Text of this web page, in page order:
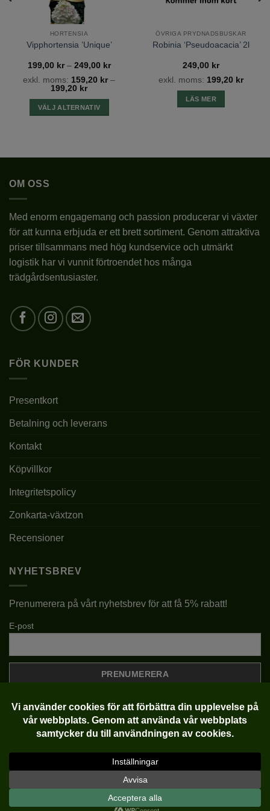
HYBRIDDEUTZIA
LATIN DEUTZIA HYBRIDA
KRUKSTORLEK P9/C1, 2L (C2)
VÄXTZON
LEVERANSHÖJD
LÄGE SOLIGT/HALVSKUGGIGT
BLOMNINGSTID VI
PLANTERINGSDJUP
VINTERGRÖN
FROSTTÅLIGHET
HORTENSIA
Vipphortensia ’Unique’
199,00 kr – 249,00 krPrisintervall:
till
exkl. moms: 159,20 kr–
199,20 kr
VÄLJ ALTERNATIV
har
alternativen
kan
väljas
på
produktsidan
ÖVRIGA PRYDNADSBUSKAR
Robinia ‘Pseudoacacia’ 2l
249,00 kr
exkl. moms: 199,20 kr
LÄS MER
OM OSS
Med enorm engagemang och passion producerar vi växter
för att kunna erbjuda er ett brett sortiment. Genom attraktiva
priser tillsammans med hög kundservice och utmärkt
logistik har vi vunnit förtroendet hos många
trädgårdsentusiaster.
FÖR KUNDER
Presentkort
Betalning och leverans
Kontakt
Köpvillkor
Integritetspolicy
Zonkarta-växtzon
Recensioner
NYHETSBREV
Prenumerera på vårt nyhetsbrev för att få 5% rabatt!
E-post
Klarna Visa MasterCard
Copyright 2022-2026 ©Plantlycka